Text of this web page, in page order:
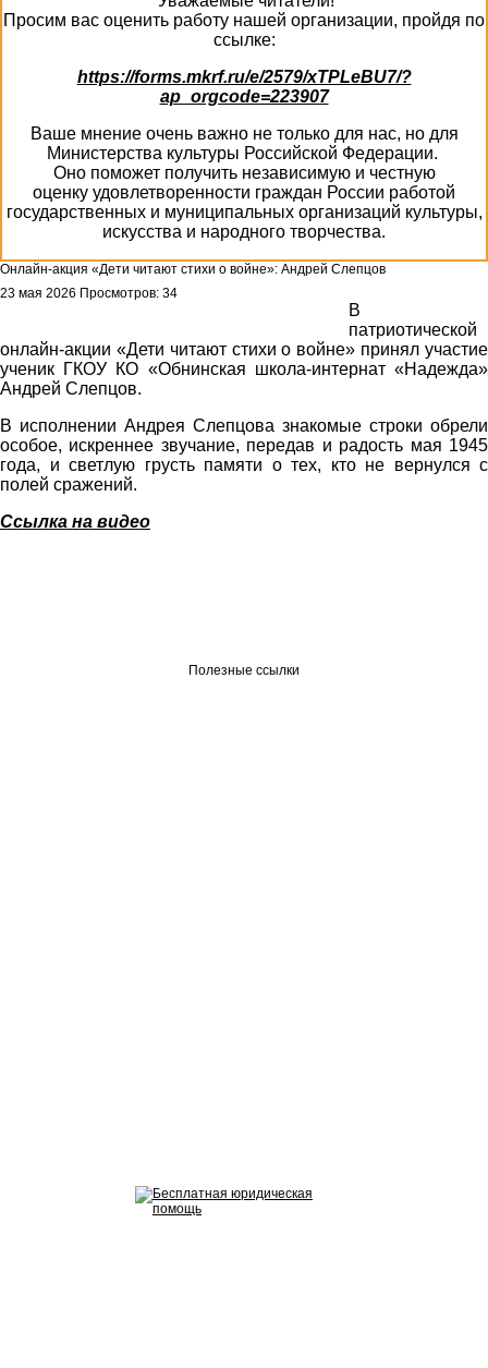
Просим вас оценить работу нашей организации, пройдя по
ссылке:
https://forms.mkrf.ru/e/2579/xTPLeBU7/?
ap_orgcode=223907
Ваше мнение очень важно не только для нас, но для
Министерства культуры Российской Федерации.
Оно поможет получить независимую и честную
оценку удовлетворенности граждан России работой
государственных и муниципальных организаций культуры,
искусства и народного творчества.
Онлайн-акция «Дети читают стихи о войне»: Андрей Слепцов
23 мая 2026 Просмотров: 34
В
патриотической
онлайн-акции «Дети читают стихи о войне» принял участие
ученик ГКОУ КО «Обнинская школа-интернат «Надежда»
Андрей Слепцов.
В исполнении Андрея Слепцова знакомые строки обрели
особое, искреннее звучание, передав и радость мая 1945
года, и светлую грусть памяти о тех, кто не вернулся с
полей сражений.
Ссылка на видео
Полезные ссылки